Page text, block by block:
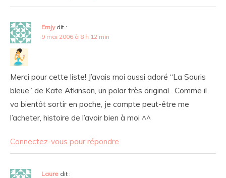
Emjy dit :
9 mai 2006 à 8 h 12 min
Merci pour cette liste! J’avais moi aussi adoré “La Souris
bleue” de Kate Atkinson, un polar très original. Comme il
va bientôt sortir en poche, je compte peut-être me
l’acheter, histoire de l’avoir bien à moi ^^
Connectez-vous pour répondre
Laure dit :